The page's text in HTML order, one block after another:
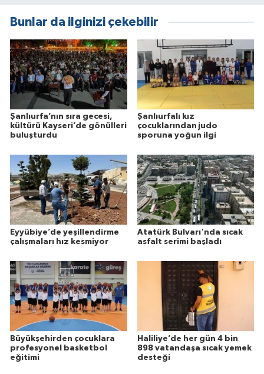
Bunlar da ilginizi çekebilir
Şanlıurfa’nın sıra gecesi,
kültürü Kayseri’de gönülleri
buluşturdu
Şanlıurfalı kız
çocuklarından judo
sporuna yoğun ilgi
Eyyübiye’de yeşillendirme
çalışmaları hız kesmiyor
Atatürk Bulvarı'nda sıcak
asfalt serimi başladı
Büyükşehirden çocuklara
profesyonel basketbol
eğitimi
Haliliye’de her gün 4 bin
898 vatandaşa sıcak yemek
desteği